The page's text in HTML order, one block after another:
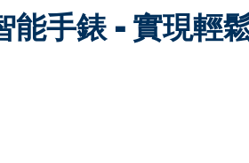
能手錶 - 實現輕